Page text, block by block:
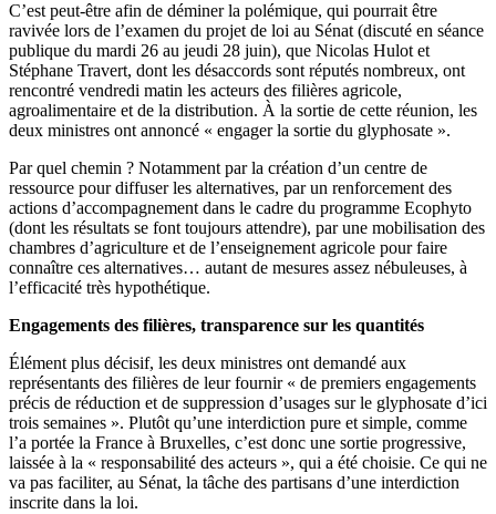
C’est peut-être afin de déminer la polémique, qui pourrait être
ravivée lors de l’examen du projet de loi au Sénat (discuté en séance
publique du mardi 26 au jeudi 28 juin), que Nicolas Hulot et
Stéphane Travert, dont les désaccords sont réputés nombreux, ont
rencontré vendredi matin les acteurs des filières agricole,
agroalimentaire et de la distribution. À la sortie de cette réunion, les
deux ministres ont annoncé « engager la sortie du glyphosate ».
Par quel chemin ? Notamment par la création d’un centre de
ressource pour diffuser les alternatives, par un renforcement des
actions d’accompagnement dans le cadre du programme Ecophyto
(dont les résultats se font toujours attendre), par une mobilisation des
chambres d’agriculture et de l’enseignement agricole pour faire
connaître ces alternatives… autant de mesures assez nébuleuses, à
l’efficacité très hypothétique.
Engagements des filières, transparence sur les quantités
Élément plus décisif, les deux ministres ont demandé aux
représentants des filières de leur fournir « de premiers engagements
précis de réduction et de suppression d’usages sur le glyphosate d’ici
trois semaines ». Plutôt qu’une interdiction pure et simple, comme
l’a portée la France à Bruxelles, c’est donc une sortie progressive,
laissée à la « responsabilité des acteurs », qui a été choisie. Ce qui ne
va pas faciliter, au Sénat, la tâche des partisans d’une interdiction
inscrite dans la loi.